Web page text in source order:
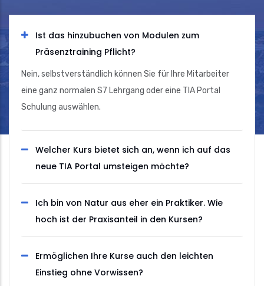
Ist das hinzubuchen von Modulen zum
Präsenztraining Pflicht?
Nein, selbstverständlich können Sie für Ihre Mitarbeiter
eine ganz normalen S7 Lehrgang oder eine TIA Portal
Schulung auswählen.
Welcher Kurs bietet sich an, wenn ich auf das
neue TIA Portal umsteigen möchte?
Ich bin von Natur aus eher ein Praktiker. Wie
hoch ist der Praxisanteil in den Kursen?
Ermöglichen Ihre Kurse auch den leichten
Einstieg ohne Vorwissen?